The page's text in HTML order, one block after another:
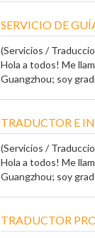
SERVICIO DE
(Servicios /
Hola a todos! Me
Guangzhou; soy
TRADUCTOR E
(Servicios /
Hola a todos! Me
Guangzhou; soy
TRADUCTOR